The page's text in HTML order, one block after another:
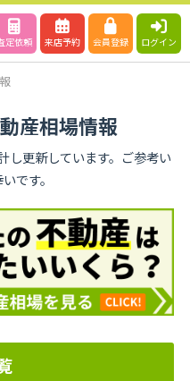
定依頼 来店予約 会員登録 ログイン
産相場情報
し更新しています。ご参考い
です。